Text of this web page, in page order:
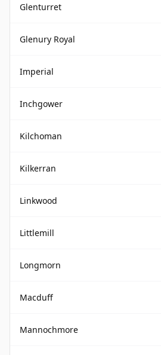
Glenturret
Glenury Royal
Imperial
Inchgower
Kilchoman
Kilkerran
Linkwood
Littlemill
Longmorn
Macduff
Mannochmore